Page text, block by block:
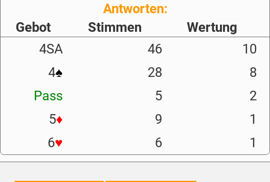
Antworten:
Gebot
Stimmen
Wertung
4SA
46
10
4♠ 28
8
Pass
5
2
5♦ 9
1
6♥ 6 1